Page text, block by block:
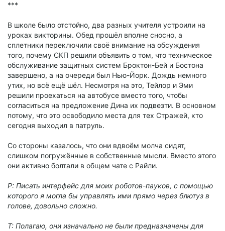
***
В школе было отстойно, два разных учителя устроили на
уроках викторины. Обед прошёл вполне сносно, а
сплетники переключили своё внимание на обсуждения
того, почему СКП решили объявить о том, что техническое
обслуживание защитных систем Броктон-Бей и Бостона
завершено, а на очереди был Нью-Йорк. Дождь немного
утих, но всё ещё шёл. Несмотря на это, Тейлор и Эми
решили проехаться на автобусе вместо того, чтобы
согласиться на предложение Дина их подвезти. В основном
потому, что это освободило места для тех Стражей, кто
сегодня выходил в патруль.
Со стороны казалось, что они вдвоём молча сидят,
слишком погружённые в собственные мысли. Вместо этого
они активно болтали в общем чате с Райли.
Р: Писать интерфейс для моих роботов-пауков, с помощью
которого я могла бы управлять ими прямо через блютуз в
голове, довольно сложно.
Т: Полагаю, они изначально не были предназначены для